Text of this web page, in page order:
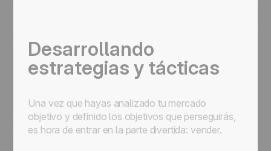
Desarrollando
estrategias y tácticas
Una vez que hayas analizado tu mercado
objetivo y definido los objetivos que perseguirás,
es hora de entrar en la parte divertida: vender.